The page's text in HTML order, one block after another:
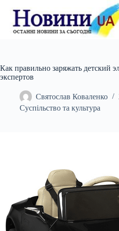
вмісту
Как правильно заряжать детский
экспертов
Святослав Коваленко
Суспільство та культура